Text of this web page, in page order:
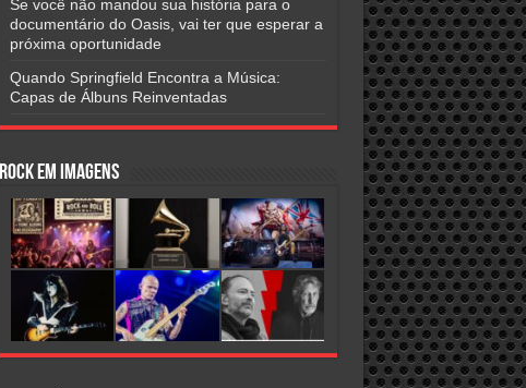
Se você não mandou sua história para o
documentário do Oasis, vai ter que esperar a
próxima oportunidade
Quando Springfield Encontra a Música:
Capas de Álbuns Reinventadas
Rock em Imagens